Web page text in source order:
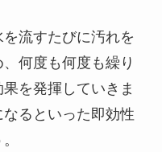
流すたびに汚れを
何度も何度も繰り
を発揮していきま
るといった即効性